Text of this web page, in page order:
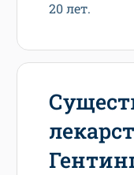
20 лет.